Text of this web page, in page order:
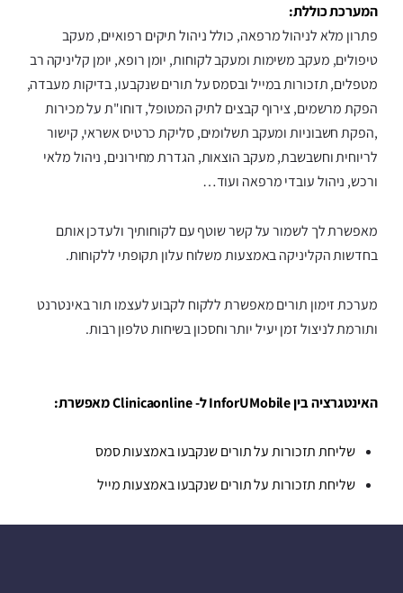
המערכת כוללת:
פתרון מלא לניהול מרפאה, כולל ניהול תיקים רפואיים, מעקב
טיפולים, מעקב משימות ומעקב לקוחות, יומן רופא, יומן קליניקה רב
מטפלים, תזכורות במייל ובסמס על תורים שנקבעו, בדיקות מעבדה,
הפקת מרשמים, צירוף קבצים לתיק המטופל, דוחו"ת על מכירות
,הפקת חשבוניות ומעקב תשלומים, סליקת כרטיס אשראי, קישור
לריוחית וחשבשבת, מעקב הוצאות, הגדרת מחירונים, ניהול מלאי
ורכש, ניהול עובדי מרפאה ועוד…
מאפשרת לך לשמור על קשר שוטף עם לקוחותיך ולעדכן אותם
בחדשות הקליניקה באמצעות משלוח עלון תקופתי ללקוחות.
מערכת זימון תורים מאפשרת ללקוח לקבוע לעצמו תור באינטרנט
ותורמת לניצול זמן יעיל יותר וחסכון בשיחות טלפון רבות.
האינטגרציה בין InforUMobile ל- Clinicaonline מאפשרת:
שליחת תזכורות על תורים שנקבעו באמצעות סמס
שליחת תזכורות על תורים שנקבעו באמצעות מייל